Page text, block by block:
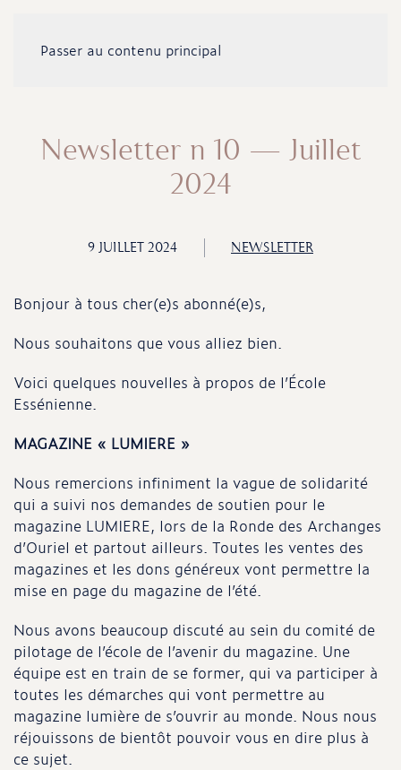
Passer au contenu principal
Newsletter n 10 – Juillet
2024
9 JUILLET 2024 NEWSLETTER
Bonjour à tous cher(e)s abonné(e)s,
Nous souhaitons que vous alliez bien.
Voici quelques nouvelles à propos de l’École
Essénienne.
MAGAZINE « LUMIERE »
Nous remercions infiniment la vague de solidarité
qui a suivi nos demandes de soutien pour le
magazine LUMIERE, lors de la Ronde des Archanges
d’Ouriel et partout ailleurs. Toutes les ventes des
magazines et les dons généreux vont permettre la
mise en page du magazine de l’été.
Nous avons beaucoup discuté au sein du comité de
pilotage de l’école de l’avenir du magazine. Une
équipe est en train de se former, qui va participer à
toutes les démarches qui vont permettre au
magazine lumière de s’ouvrir au monde. Nous nous
réjouissons de bientôt pouvoir vous en dire plus à
ce sujet.